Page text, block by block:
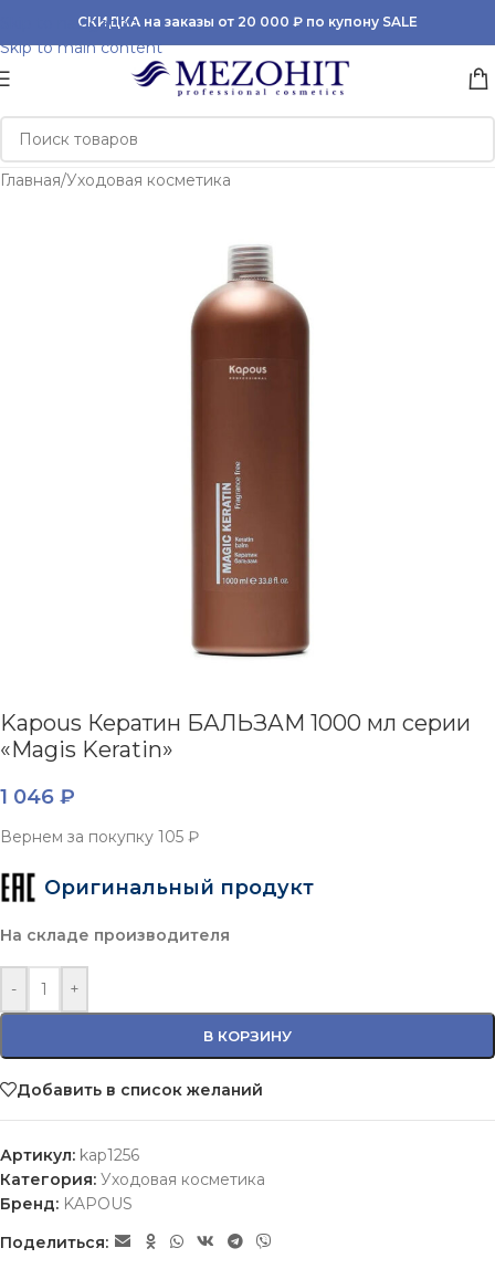
Skip to navigation
Skip to main content
СКИДКА на заказы от 20 000 ₽ по купону SALE
Главная/Уходовая косметика
Kapous Кератин БАЛЬЗАМ 1000 мл серии
«Magis Keratin»
1 046 ₽
Вернем за покупку 105 ₽
Оригинальный продукт
На складе производителя
- +
В КОРЗИНУ
Добавить в список желаний
Артикул: kap1256
Категория: Уходовая косметика
Бренд: KAPOUS
Поделиться: